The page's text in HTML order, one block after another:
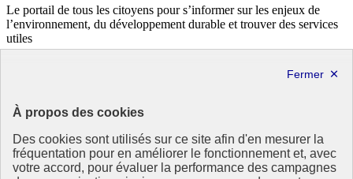
À propos des cookies
Des cookies sont utilisés sur ce site afin d'en mesurer la
fréquentation pour en améliorer le fonctionnement et, avec
votre accord, pour évaluer la performance des campagnes
Le portail de tous les citoyens pour s’informer sur les enjeux de
l’environnement, du développement durable et trouver des services
utiles
data.gouv.fr- ouvre une nouvelle fenêtre
Partenaire